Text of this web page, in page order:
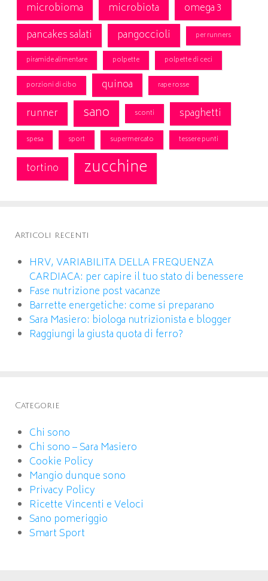
microbioma
microbiota
omega 3
pancakes salati
pangoccioli per runners
piramide alimentare polpette polpette di ceci
porzioni di cibo quinoa rape rosse
runner sano sconti spaghetti
spesa sport supermercato tessere punti
tortino zucchine
Articoli recenti
HRV, VARIABILITA DELLA FREQUENZA
CARDIACA: per capire il tuo stato di benessere
Fase nutrizione post vacanze
Barrette energetiche: come si preparano
Sara Masiero: biologa nutrizionista e blogger
Raggiungi la giusta quota di ferro?
Categorie
Chi sono
Chi sono – Sara Masiero
Cookie Policy
Mangio dunque sono
Privacy Policy
Ricette Vincenti e Veloci
Sano pomeriggio
Smart Sport